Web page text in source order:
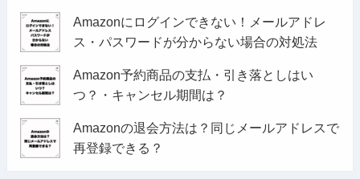
Amazonにログインできない！メールアドレ
ス・パスワードが分からない場合の対処法
Amazon予約商品の支払・引き落としはい
つ？・キャンセル期間は？
Amazonの退会方法は？同じメールアドレスで
再登録できる？